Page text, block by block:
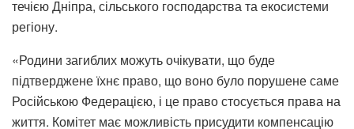
течією Дніпра, сільського господарства та екосистеми
регіону.
«Родини загиблих можуть очікувати, що буде
підтверджене їхнє право, що воно було порушене саме
Російською Федерацією, і це право стосується права на
життя. Комітет має можливість присудити компенсацію